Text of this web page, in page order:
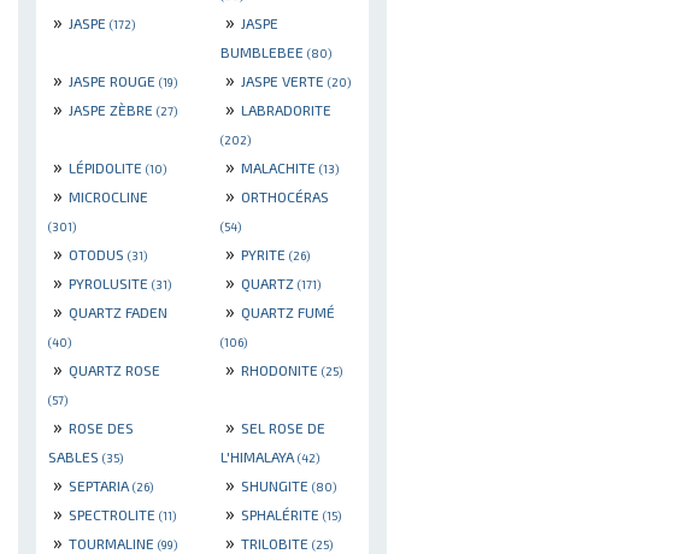
» JASPE (172) » JASPE
BUMBLEBEE (80)
» JASPE ROUGE (19) » JASPE VERTE (20)
» JASPE ZÈBRE (27) » LABRADORITE
(202)
» LÉPIDOLITE (10) » MALACHITE (13)
» MICROCLINE
(301)
» ORTHOCÉRAS
(54)
» OTODUS (31) » PYRITE (26)
» PYROLUSITE (31) » QUARTZ (171)
» QUARTZ FADEN
(40)
» QUARTZ FUMÉ
(106)
» QUARTZ ROSE
(57)
» RHODONITE (25)
» ROSE DES
SABLES (35)
» SEL ROSE DE
L'HIMALAYA (42)
» SEPTARIA (26) » SHUNGITE (80)
» SPECTROLITE (11) » SPHALÉRITE (15)
» TOURMALINE (99) » TRILOBITE (25)